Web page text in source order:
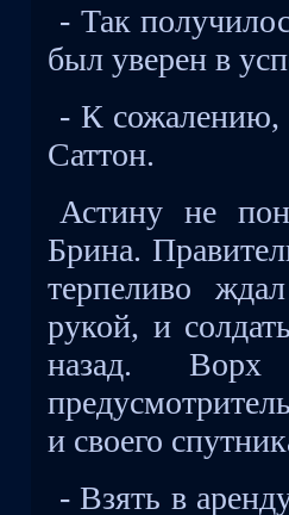
- Так
был уверен в
- К сожалению,
Саттон.
Астину не
Брина.
терпеливо
рукой, и
назад.
и своего
- Взять в